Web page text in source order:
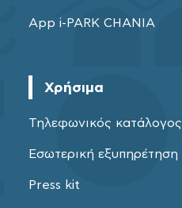
App i-PARK CHANIA
Χρήσιμα
Τηλεφωνικός κατάλογος
Εσωτερική εξυπηρέτηση
Press kit